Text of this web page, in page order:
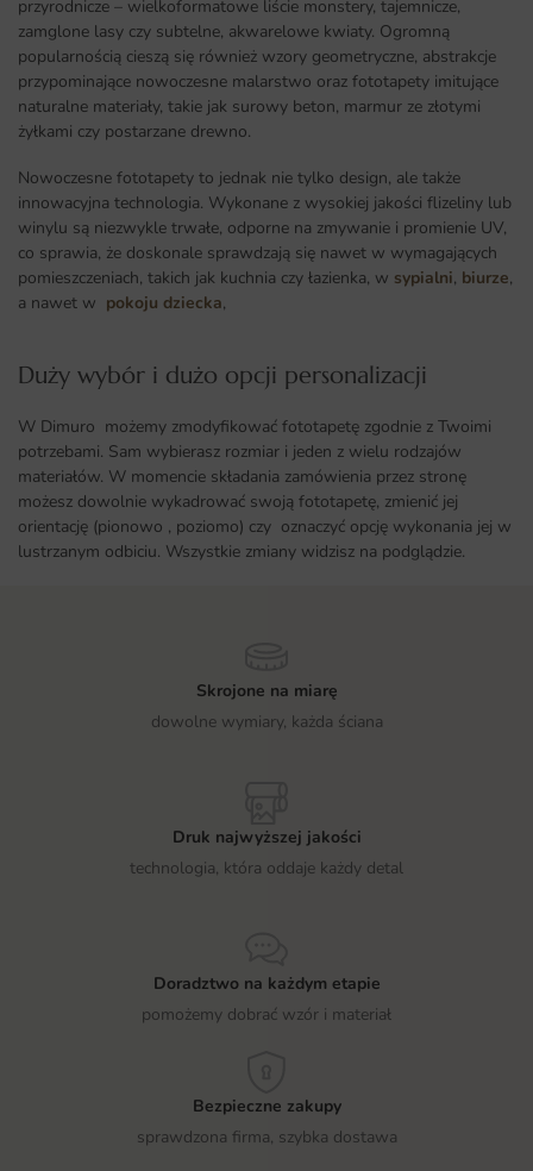
przyrodnicze – wielkoformatowe liście monstery, tajemnicze,
zamglone lasy czy subtelne, akwarelowe kwiaty. Ogromną
popularnością cieszą się również wzory geometryczne, abstrakcje
przypominające nowoczesne malarstwo oraz fototapety imitujące
naturalne materiały, takie jak surowy beton, marmur ze złotymi
żyłkami czy postarzane drewno.
Nowoczesne fototapety to jednak nie tylko design, ale także
innowacyjna technologia. Wykonane z wysokiej jakości flizeliny lub
winylu są niezwykle trwałe, odporne na zmywanie i promienie UV,
co sprawia, że doskonale sprawdzają się nawet w wymagających
pomieszczeniach, takich jak kuchnia czy łazienka, w sypialni, biurze,
a nawet w pokoju dziecka,
Duży wybór i dużo opcji personalizacji ​
W Dimuro możemy zmodyfikować fototapetę zgodnie z Twoimi
potrzebami. Sam wybierasz rozmiar i jeden z wielu rodzajów
materiałów. W momencie składania zamówienia przez stronę
możesz dowolnie wykadrować swoją fototapetę, zmienić jej
orientację (pionowo , poziomo) czy oznaczyć opcję wykonania jej w
lustrzanym odbiciu. Wszystkie zmiany widzisz na podglądzie.
Skrojone na miarę
dowolne wymiary, każda ściana
Druk najwyższej jakości
technologia, która oddaje każdy detal
Doradztwo na każdym etapie
pomożemy dobrać wzór i materiał
Bezpieczne zakupy
sprawdzona firma, szybka dostawa